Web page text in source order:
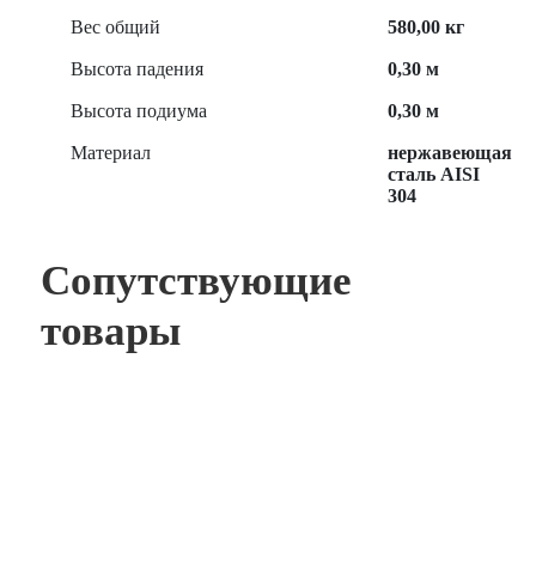
Вес общий 580,00 кг
Высота падения 0,30 м
Высота подиума 0,30 м
Материал
нержавеющая
сталь AISI
304
Сопутствующие
товары